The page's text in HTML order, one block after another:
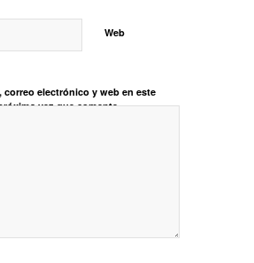
Web
correo electrónico y web en este
vez que comente.